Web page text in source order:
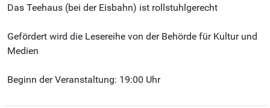
Das Teehaus (bei der Eisbahn) ist rollstuhlgerecht
Gefördert wird die Lesereihe von der Behörde für Kultur und
Medien
Beginn der Veranstaltung: 19:00 Uhr